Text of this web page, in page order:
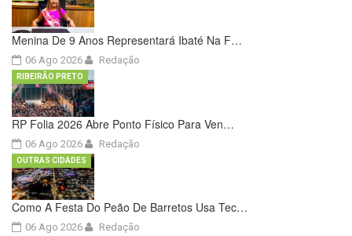
Menina De 9 Anos Representará Ibaté Na F…
06 Ago 2026 Redação
RP Folia 2026 Abre Ponto Físico Para Ven…
06 Ago 2026
RIBEIRÃO PRETO
Redação
Como A Festa Do Peão De Barretos Usa Tec…
06 Ago 2026
OUTRAS CIDADES
Redação